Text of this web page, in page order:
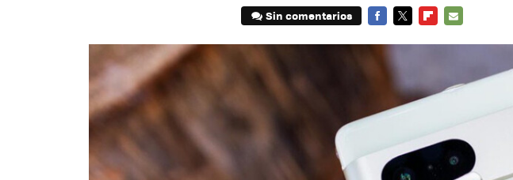
Sin comentarios